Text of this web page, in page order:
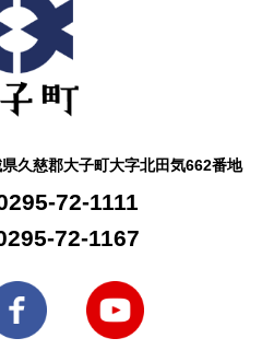
久慈郡大子町大字北田気662番地
72-1111
72-1167
大子町Facebook